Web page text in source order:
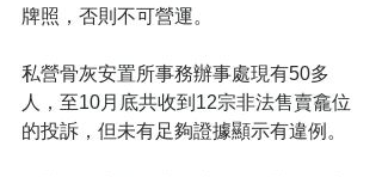
牌照，否則不可營運。
私營骨灰安置所事務辦事處現有50多
人，至10月底共收到12宗非法售賣龕位
的投訴，但未有足夠證據顯示有違例。